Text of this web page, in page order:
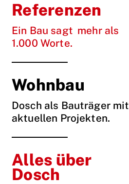
Referenzen
Ein Bau sagt mehr als
1.000 Worte.
Wohnbau
Dosch als Bauträger mit
aktuellen Projekten.
Alles über
Dosch